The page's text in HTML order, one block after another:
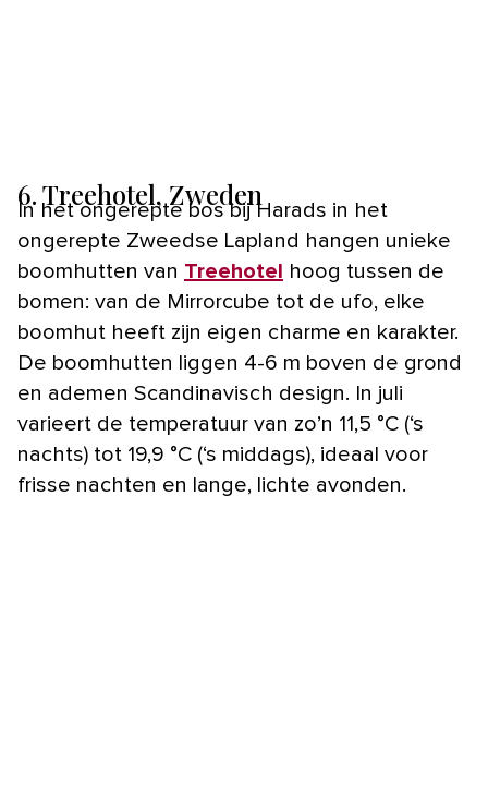
6. Treehotel, Zweden
In het ongerepte bos bij Harads in het
ongerepte Zweedse Lapland hangen unieke
boomhutten van Treehotel hoog tussen de
bomen: van de Mirrorcube tot de ufo, elke
boomhut heeft zijn eigen charme en karakter.
De boomhutten liggen 4-6 m boven de grond
en ademen Scandinavisch design. In juli
varieert de temperatuur van zo’n 11,5 °C (‘s
nachts) tot 19,9 °C (‘s middags), ideaal voor
frisse nachten en lange, lichte avonden.